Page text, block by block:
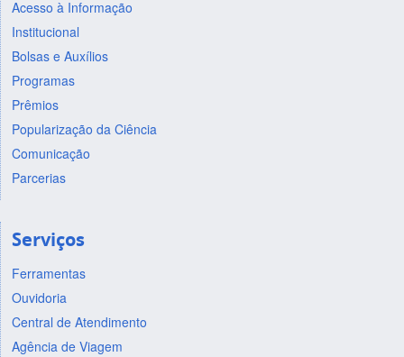
Acesso à Informação
Institucional
Bolsas e Auxílios
Programas
Prêmios
Popularização da Ciência
Comunicação
Parcerias
Serviços
Ferramentas
Ouvidoria
Central de Atendimento
Agência de Viagem